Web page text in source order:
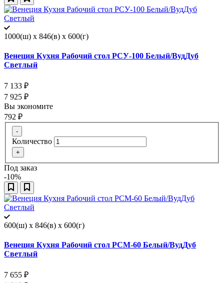
1000(ш) x 846(в) x 600(г)
Венеция Кухня Рабочий стол РСУ-100 Белый/ВудДуб
Светлый
7 133 ₽
7 925 ₽
Вы экономите
792 ₽
-
Количество
+
Под заказ
-10%
600(ш) x 846(в) x 600(г)
Венеция Кухня Рабочий стол РСМ-60 Белый/ВудДуб
Светлый
7 655 ₽